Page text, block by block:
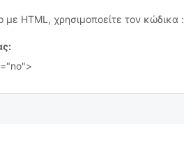
HTML, χρησιμοποείτε τον κώδικα :